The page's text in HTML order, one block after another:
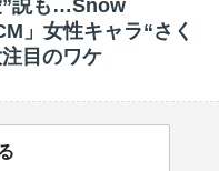
”説も…Snow
」女性キャラ“さく
目のワケ